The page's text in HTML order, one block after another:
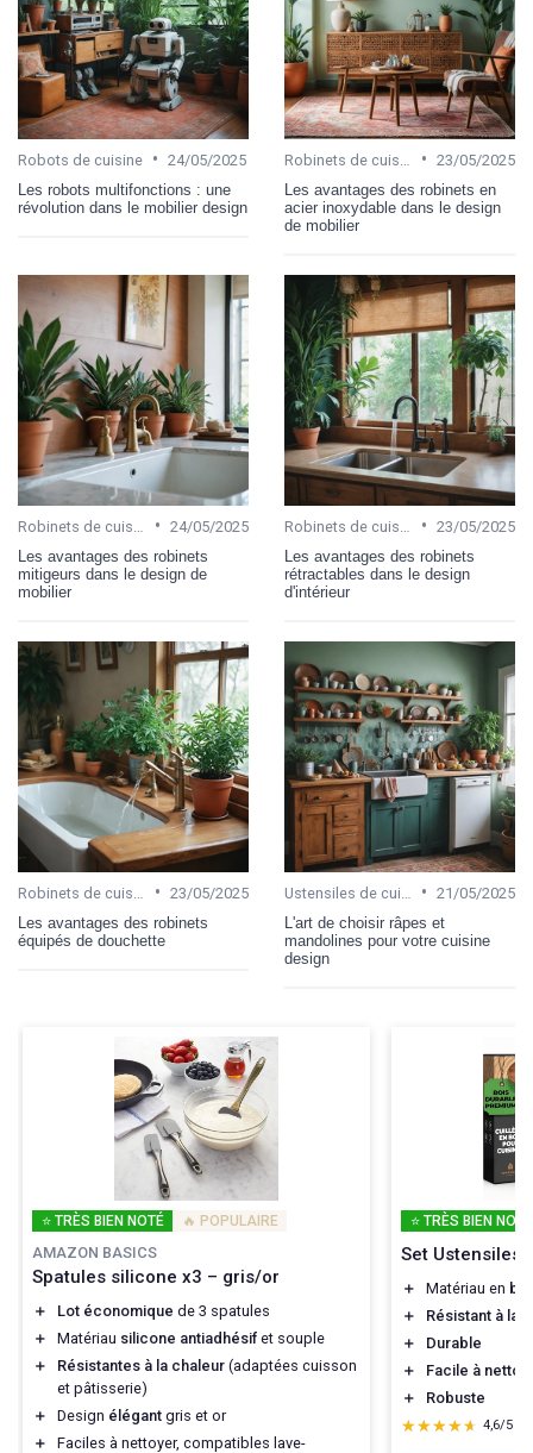
Robots de cuisine • 24/05/2025
Les robots multifonctions : une
révolution dans le mobilier design
• 23/05/2025
Les avantages des robinets en
acier inoxydable dans le design
de mobilier
• 24/05/2025
Les avantages des robinets
mitigeurs dans le design de
mobilier
• 23/05/2025
Les avantages des robinets
rétractables dans le design
d'intérieur
• 23/05/2025
Les avantages des robinets
équipés de douchette
• 21/05/2025
L'art de choisir râpes et
mandolines pour votre cuisine
design
⭐ TRÈS BIEN NOTÉ 🔥 POPULAIRE
AMAZON BASICS
Spatules silicone x3 – gris/or
＋ Lot économique de 3 spatules
＋
Matériau silicone antiadhésif et souple
＋
Résistantes à la chaleur (adaptées cuisson
et pâtisserie)
＋
Design élégant gris et or
＋
Faciles à nettoyer, compatibles lave-
⭐ TRÈS BIEN NOTÉ
Set Ustensiles
＋ Matériau en
＋
Résistant à la
＋
Durable
＋
Facile à
＋
Robuste
★★★★★
★★★★★ 4,6/5